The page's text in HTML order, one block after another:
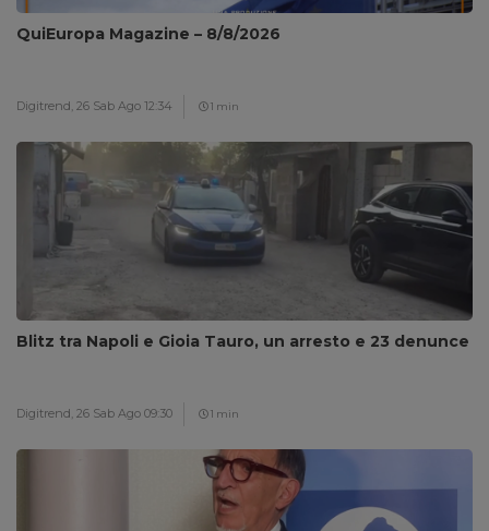
QuiEuropa Magazine – 8/8/2026
Digitrend, 26 Sab Ago 12:34 1 min
Blitz tra Napoli e Gioia Tauro, un arresto e 23 denunce
Digitrend, 26 Sab Ago 09:30 1 min